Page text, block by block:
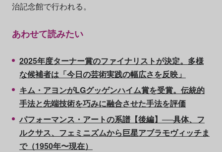
治記念館で行われる。
あわせて読みたい
2025年度ターナー賞のファイナリストが決定。多様
な候補者は「今日の芸術実践の幅広さを反映」
キム・アヨンがLGグッゲンハイム賞を受賞。伝統的
手法と先端技術を巧みに融合させた手法を評価
パフォーマンス・アートの系譜【後編】──具体、フ
ルクサス、フェミニズムから巨星アブラモヴィッチま
で（1950年〜現在）